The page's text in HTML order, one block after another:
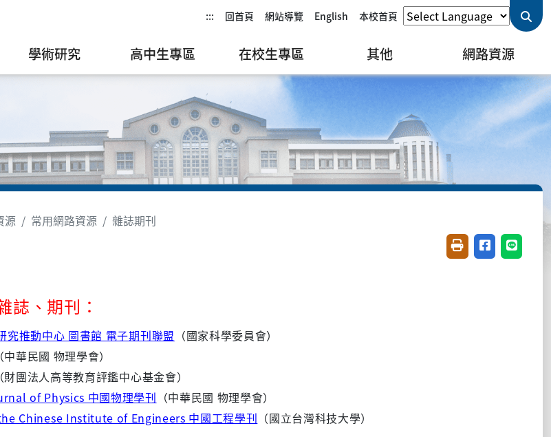
::: 回首頁 網站導覽 English 本校首頁
學術研究 高中生專區 在校生專區 其他 網路資源
源 常用網路資源 雜誌期刊
友善列印(開新視窗)
分享至臉書(
分享至
誌、期刊：
究推動中心 圖書館 電子期刊聯盟 （國家科學委員會）
（中華民國 物理學會）
（財團法人高等教育評鑑中心基金會）
of Physics 中國物理學刊 （中華民國 物理學會）
Chinese Institute of Engineers 中國工程學刊 （國立台灣科技大學）